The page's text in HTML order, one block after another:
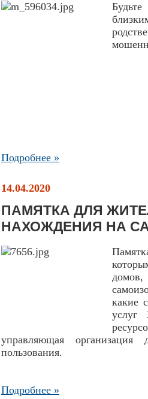
Подробнее »
14.04.2020
ПАМЯТКА ДЛЯ
НАХОЖДЕНИЯ НА
какие
услуг
управляющая организация
пользования.
Подробнее »